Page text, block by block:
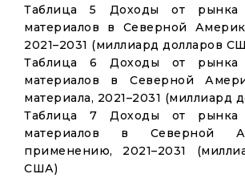
Таблица 5 Доходы от рынка
материалов в Северной
2021–2031 (миллиард долларов
Таблица 6 Доходы от рынка
материалов в Северной
материала, 2021–2031 (миллиард
Таблица 7 Доходы от рынка
материалов в Северной
применению, 2021–2031
США)